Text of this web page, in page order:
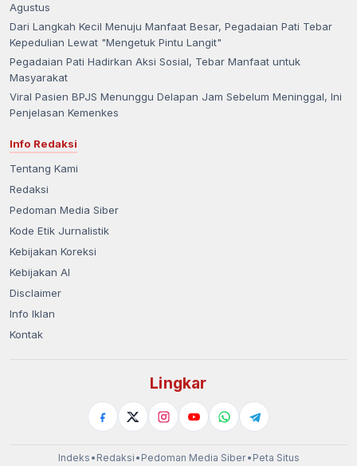
Agustus
Dari Langkah Kecil Menuju Manfaat Besar, Pegadaian Pati Tebar
Kepedulian Lewat "Mengetuk Pintu Langit"
Pegadaian Pati Hadirkan Aksi Sosial, Tebar Manfaat untuk
Masyarakat
Viral Pasien BPJS Menunggu Delapan Jam Sebelum Meninggal, Ini
Penjelasan Kemenkes
Info Redaksi
Tentang Kami
Redaksi
Pedoman Media Siber
Kode Etik Jurnalistik
Kebijakan Koreksi
Kebijakan AI
Disclaimer
Info Iklan
Kontak
Lingkar
Indeks • Redaksi • Pedoman Media Siber• Peta Situs